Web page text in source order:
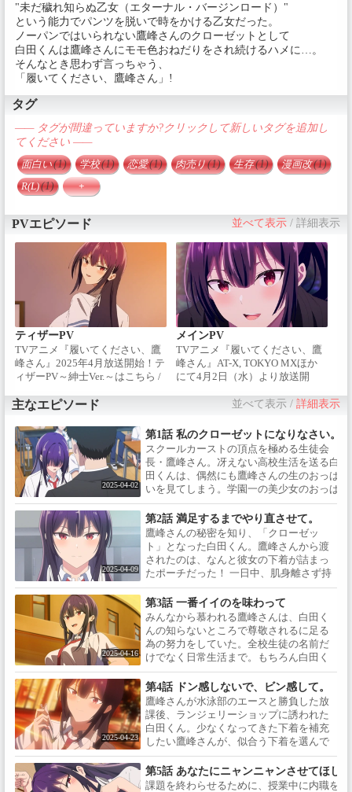
"未だ穢れ知らぬ乙女（エターナル・バージンロード）"
という能力でパンツを脱いで時をかける乙女だった。
ノーパンではいられない鷹峰さんのクローゼットとして
白田くんは鷹峰さんにモモ色おねだりをされ続けるハメに…。
そんなとき思わず言っちゃう、
「履いてください、鷹峰さん」!
タグ
—— タグが間違っていますか?クリックして新しいタグを追加し
てください ——
面白い(1) 学校(1) 恋愛(1) 肉売り(1) 生存(1) 漫画改(1)
R(L)(1) +
PVエピソード 並べて表示 /詳細表示
ティザーPV
TVアニメ『履いてください、鷹
峰さん』2025年4月放送開始！テ
ィザーPV～紳士Ver.～はこちら /
鷹峰さん』ティザーPV～紳士Ver.
/ シリーズ構成・脚本：佐藤裕 /
キャラクターデザイン・総作画
監督：山内遼、伊藤麻耶 / 音楽：
中塚武 / 音響監督：前田茜 / アニ
メーション制作：ライデンフィ
ルム / ＜CAST＞ / 鷹峰高嶺：久
保ユリカ / 白田孝志：粕谷大介
メインPV
TVアニメ『履いてください、鷹
峰さん』AT-X, TOKYO MXほか
にて4月2日（水）より放送開
（掲載 月刊「ガンガンJOKER」
督：牧野友映 / シリーズ構成・脚
本：佐藤裕 / キャラクターデザイ
ン・総作画監督：山内遼、伊藤
麻耶 / 美術監督：芦野由紀子 / 色
彩設計：橋上あきら / 撮影監督：
石塚知義（トライパッド）編
集：山田聖実(エディッツ)音楽：
中塚武 / 音響監督：前田茜 / 音響
効果：小川大貴 / アニメーション
制作：ライデンフィルム / OPテ
ーマ：奥井雅美 with ボンジュー
ル鈴木「Baby Baby Baby」EDテ
ーマ：古川 慎「Hightail it」＜
CAST＞ / 鷹峰高嶺：久保ユリカ
/ 白田孝志：粕谷大介 / 絵梨依・
エバーグリーン：上坂すみれ / 黒
崎瑠理香：富田美憂 / ＜公式X＞
/ ＠takamine_anime
主なエピソード 並べて表示 /詳細表示
2025-04-02
第1話 私のクローゼットになりなさい。
スクールカーストの頂点を極める生徒会
長・鷹峰さん。冴えない高校生活を送る白
田くんは、偶然にも鷹峰さんの生のおっぱ
いを見てしまう。学園一の美少女のおっぱ
いのことが気になっていると、今度は鷹峰
さんは目の前でテストの返却中に下着を脱
ぎ始める。すると、同じようなテスト返却
シーンが続き、デジャブのような出来事
が…？真相を探るため白田くんは生徒会室
へ向かうのだが…。
2025-04-09
第2話 満足するまでやり直させて。
鷹峰さんの秘密を知り、「クローゼッ
ト」となった白田くん。鷹峰さんから渡
されたのは、なんと彼女の下着が詰まっ
たポーチだった！ 一日中、肌身離さず持
ち歩き、彼女が能力を使ったらすぐに下
着を履かせなければならない。たとえど
んな状況であろうとも！ 早速、授業中に
「やり直し」をする鷹峰さん。【授業
中】という限定された状態で、白田くん
はどうパンツを履かせる!?
2025-04-16
第3話 一番イイのを味わって
みんなから慕われる鷹峰さんは、白田く
んの知らないところで尊敬されるに足る
為の努力をしていた。全校生徒の名前だ
けでなく日常生活まで。もちろん白田く
んのことも…。その性格は――『私の体
に興味津々なのに、見ても良いと公認さ
れると見ようとしなくなる【むっつりス
ケベ】』。否定する白田くんに、本当に
むっつりスケベではないか、体で質問し
ようとする鷹峰さんだが…。
2025-04-23
第4話 ドン感しないで、ビン感して。
鷹峰さんが水泳部のエースと勝負した放
課後、ランジェリーショップに誘われた
白田くん。少なくなってきた下着を補充
したい鷹峰さんが、似合う下着を選んで
ほしいと無理難題をおねだりしてくる。
適当に選んだらかなりキワドイ下着を選
んでしまい、やり直し！ やっとのことで
第5話 あなたにニャンニャンさせてほし
課題を終わらせるために、授業中に内職を